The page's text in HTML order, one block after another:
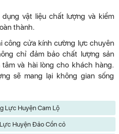
dụng vật liệu chất lượng và kiểm
thành.
công cửa kính cường lực chuyên
chỉ đảm bảo chất lượng sản
và hài lòng cho khách hàng.
sẽ mang lại không gian sống
Lực Huyện Cam Lộ
Huyện Đảo Cồn cỏ